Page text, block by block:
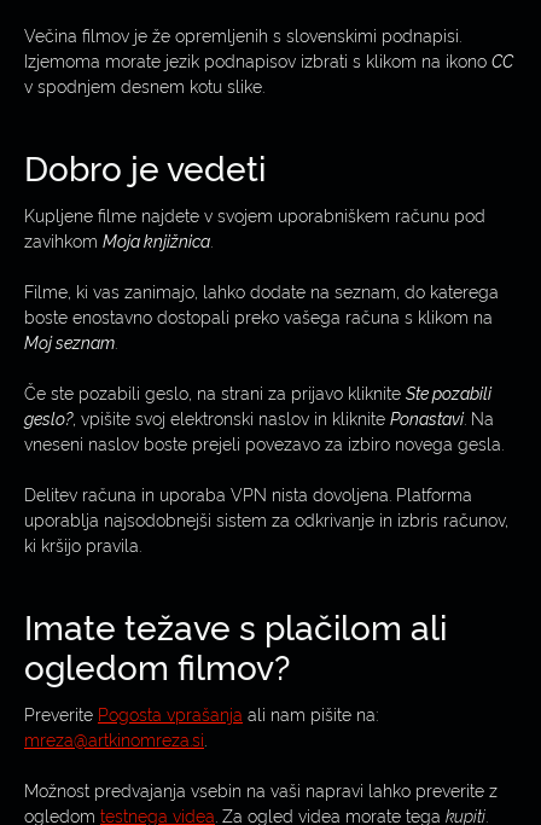
Večina filmov je že opremljenih s slovenskimi podnapisi.
Izjemoma morate jezik podnapisov izbrati s klikom na ikono CC
v spodnjem desnem kotu slike.
Dobro je vedeti
Kupljene filme najdete v svojem uporabniškem računu pod
zavihkom Moja knjižnica
Filme, ki vas zanimajo, lahko dodate na seznam, do katerega
boste enostavno dostopali preko vašega računa s klikom na
Moj seznam
Če ste pozabili geslo, na strani za prijavo kliknite Ste pozabili
geslo?, vpišite svoj elektronski naslov in kliknite Ponastavi. Na
vneseni naslov boste prejeli povezavo za izbiro novega gesla.
Delitev računa in uporaba VPN nista dovoljena. Platforma
uporablja najsodobnejši sistem za odkrivanje in izbris računov,
ki kršijo pravila.
Imate težave s plačilom ali
ogledom filmov?
Preverite Pogosta vprašanja ali nam pišite na:
mreza@artkinomreza.si
Možnost predvajanja vsebin na vaši napravi lahko preverite z
ogledom testnega videa . Za ogled videa morate tega kupiti